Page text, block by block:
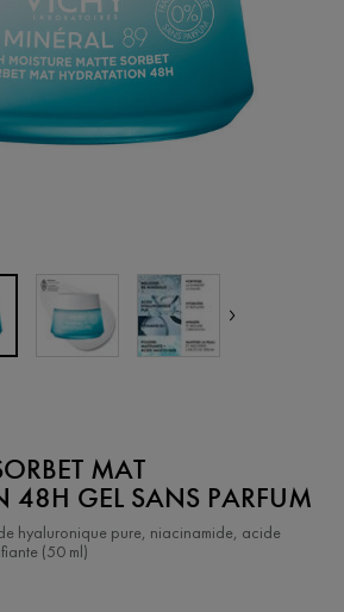
MAT
48H GEL SANS PARFUM
hyaluronique pure, niacinamide, acide
(50 ml)